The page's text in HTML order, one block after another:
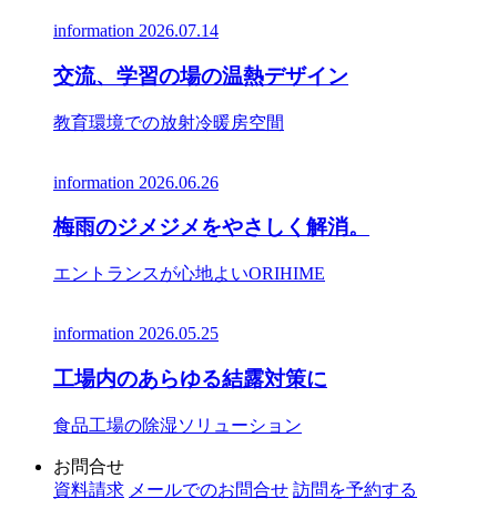
information 2026.07.14
交流、学習の場の温熱デザイン
教育環境での放射冷暖房空間
information 2026.06.26
梅雨のジメジメをやさしく解消。
エントランスが心地よいORIHIME
information 2026.05.25
工場内のあらゆる結露対策に
食品工場の除湿ソリューション
お問合せ
資料請求 メールでのお問合せ 訪問を予約する